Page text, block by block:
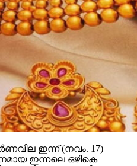
ഇന്ന് (നവം. 17)
ഇന്നലെ ഒഴികെ